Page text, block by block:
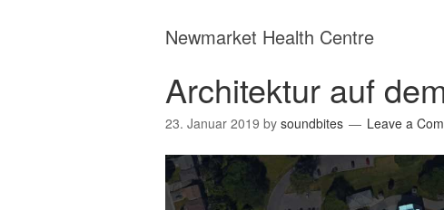
Newmarket Health Centre
Architektur auf
23. Januar 2019 by soundbites Leave a